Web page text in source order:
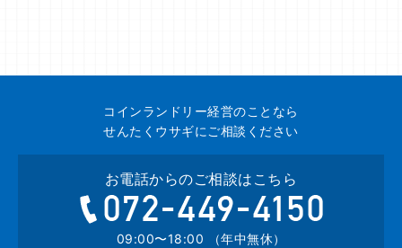
コインランドリー経営のことなら
せんたくウサギにご相談ください
お電話からのご相談はこちら
09:00〜18:00 （年中無休）